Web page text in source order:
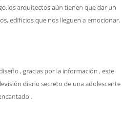
arquitectos aún tienen que dar un
edificios que nos lleguen a emocionar.
, gracias por la información , este
diario secreto de una adolescente
.